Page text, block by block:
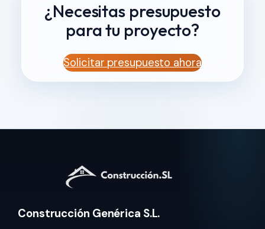
¿Necesitas presupuesto
para tu proyecto?
Solicitar presupuesto ahora
Construcción Genérica S.L.